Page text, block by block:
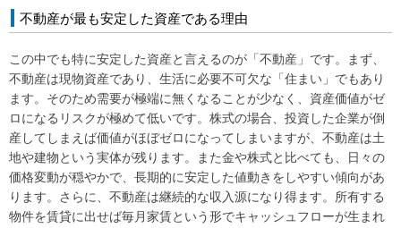
不動産が最も安定した資産である理由
この中でも特に安定した資産と言えるのが「不動産」です。まず、
不動産は現物資産であり、生活に必要不可欠な「住まい」でもあり
ます。そのため需要が極端に無くなることが少なく、資産価値がゼ
ロになるリスクが極めて低いです。株式の場合、投資した企業が倒
産してしまえば価値がほぼゼロになってしまいますが、不動産は土
地や建物という実体が残ります。また金や株式と比べても、日々の
価格変動が穏やかで、長期的に安定した値動きをしやすい傾向があ
ります。さらに、不動産は継続的な収入源になり得ます。所有する
物件を賃貸に出せば毎月家賃という形でキャッシュフローが生まれ